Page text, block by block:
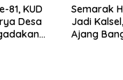
81, KUD
Desa
Semarak
Jadi
Ajang